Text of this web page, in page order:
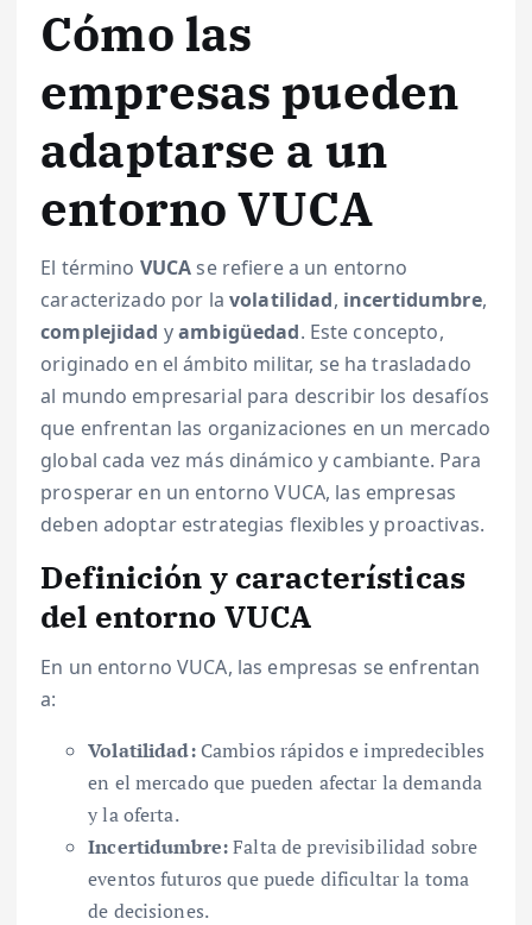
Cómo las
empresas pueden
adaptarse a un
entorno VUCA
El término VUCAse refiere a un entorno
caracterizado por lavolatilidad, incertidumbre,
complejidad yambigüedad. Este concepto,
originado en el ámbito militar, se ha trasladado
al mundo empresarial para describir los desafíos
que enfrentan las organizaciones en un mercado
global cada vez más dinámico y cambiante. Para
prosperar en un entorno VUCA, las empresas
deben adoptar estrategias flexibles y proactivas.
Definición y características
del entorno VUCA
En un entorno VUCA, las empresas se enfrentan
a:
Volatilidad:Cambios rápidos e impredecibles
en el mercado que pueden afectar la demanda
y la oferta.
Incertidumbre:Falta de previsibilidad sobre
eventos futuros que puede dificultar la toma
de decisiones.